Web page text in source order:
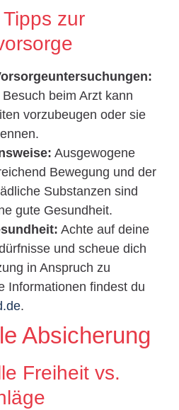
zur
beim Arzt kann
vorzubeugen oder sie
Ausgewogene
Bewegung und der
Substanzen sind
gute Gesundheit.
Achte auf deine
und scheue dich
in Anspruch zu
Informationen findest du
.
Absicherung
Freiheit vs.